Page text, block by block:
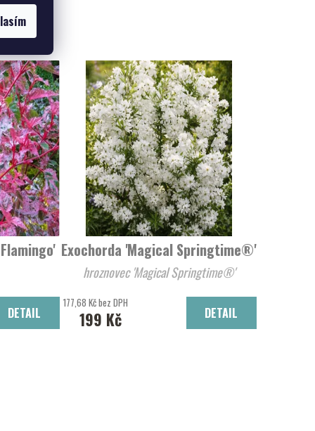
DETAIL
Exochorda 'Magical Springtime®'
hroznovec 'Magical Springtime®'
177,68 Kč bez DPH
199 Kč DETAIL